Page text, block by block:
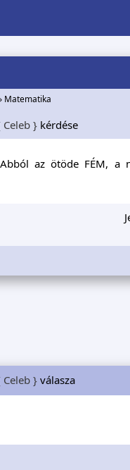
Matematika
Celeb }kérdése
az ötöde FÉM, a
Celeb }válasza